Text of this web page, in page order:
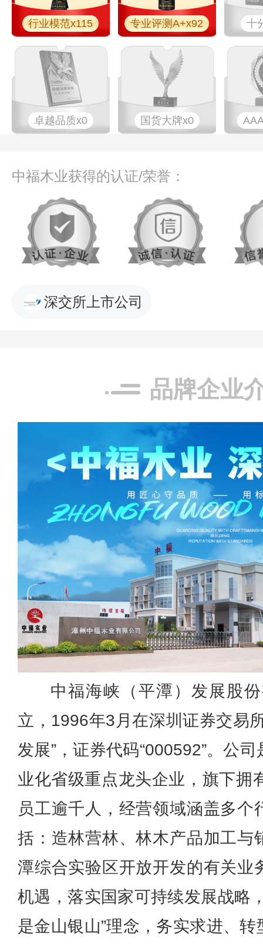
行业模范x115 专业评测A+x92 十
卓越品质x0 国货大牌x0
中福木业获得的认证/荣誉：
深交所上市公司
品牌企业
中福海峡（平潭）发展股
立，1996年3月在深圳证券交易
发展”，证券代码“000592”。公
业化省级重点龙头企业，旗下拥
员工逾千人，经营领域涵盖多个
括：造林营林、林木产品加工与
潭综合实验区开放开发的有关业
机遇，落实国家可持续发展战略
是金山银山”理念，务实求进、